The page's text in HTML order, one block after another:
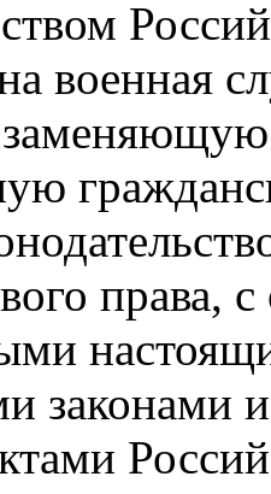
военная
права,
законами